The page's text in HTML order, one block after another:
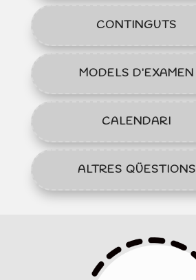
CONTINGUTS
MODELS D’EXAMEN
CALENDARI
ALTRES QÜESTIONS